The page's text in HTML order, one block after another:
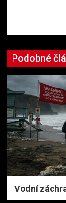
Podobné
Vodní